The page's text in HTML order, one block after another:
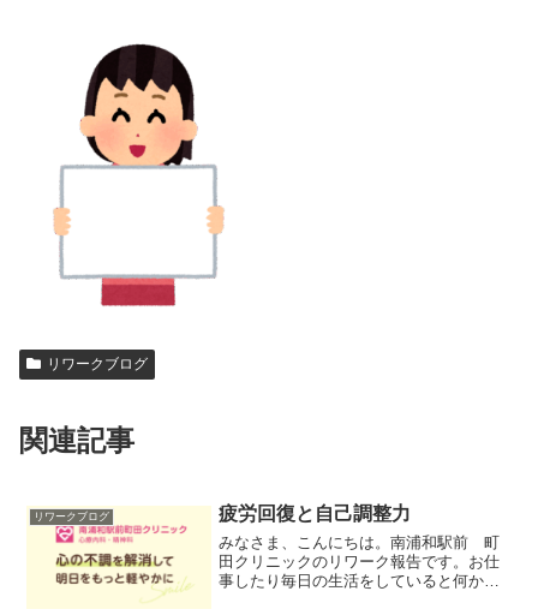
リワークブログ
関連記事
リワークブログ 疲労回復と自己調整力
みなさま、こんにちは。南浦和駅前 町
田クリニックのリワーク報告です。お仕
事したり毎日の生活をしていると何かと